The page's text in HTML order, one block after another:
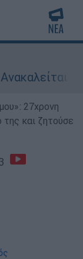
27χρονη
και ζητούσε